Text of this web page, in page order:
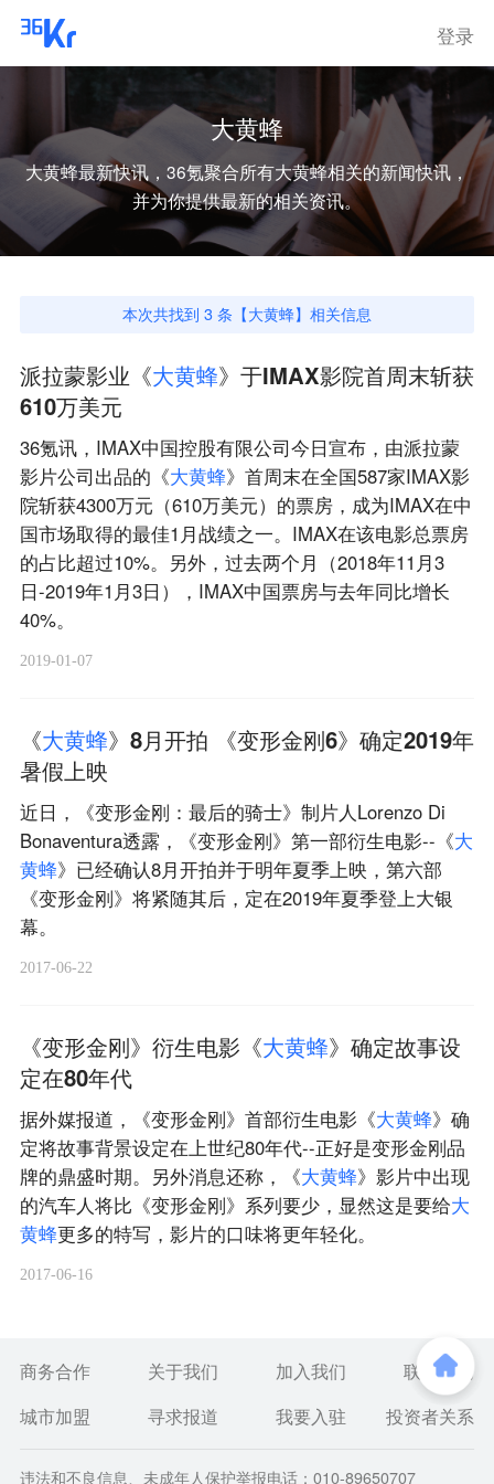
登录
大黄蜂
大黄蜂最新快讯，36氪聚合所有大黄蜂相关的新闻快讯，
并为你提供最新的相关资讯。
本次共找到 3 条【大黄蜂】相关信息
派拉蒙影业《大黄蜂》于IMAX影院首周末斩获
610万美元
36氪讯，IMAX中国控股有限公司今日宣布，由派拉蒙
影片公司出品的《大黄蜂》首周末在全国587家IMAX影
院斩获4300万元（610万美元）的票房，成为IMAX在中
国市场取得的最佳1月战绩之一。IMAX在该电影总票房
的占比超过10%。另外，过去两个月（2018年11月3
日-2019年1月3日），IMAX中国票房与去年同比增长
40%。
2019-01-07
《大黄蜂》8月开拍 《变形金刚6》确定2019年
暑假上映
近日，《变形金刚：最后的骑士》制片人Lorenzo Di
Bonaventura透露，《变形金刚》第一部衍生电影--《大
黄蜂》已经确认8月开拍并于明年夏季上映，第六部
《变形金刚》将紧随其后，定在2019年夏季登上大银
幕。
2017-06-22
《变形金刚》衍生电影《大黄蜂》确定故事设
定在80年代
据外媒报道，《变形金刚》首部衍生电影《大黄蜂》确
定将故事背景设定在上世纪80年代--正好是变形金刚品
牌的鼎盛时期。另外消息还称，《大黄蜂》影片中出现
的汽车人将比《变形金刚》系列要少，显然这是要给大
黄蜂更多的特写，影片的口味将更年轻化。
2017-06-16
商务合作 关于我们 加入我们
联系我们
城市加盟
寻求报道 我要入驻 投资者关系
违法和不良信息、未成年人保护举报电话：010-89650707